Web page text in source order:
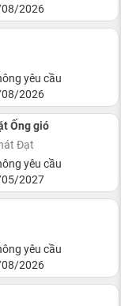
2026
yêu cầu
2026
Ống gió
Đạt
yêu cầu
2027
yêu cầu
2026